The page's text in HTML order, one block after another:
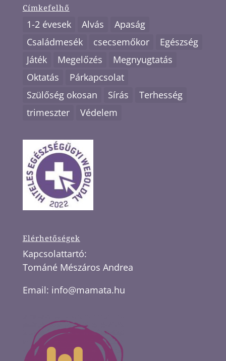
Címkefelhő
1-2 évesek Alvás
Apaság
Családmesék
csecsemőkor
Egészség
Játék
Megelőzés
Megnyugtatás
Oktatás
Párkapcsolat
Szülőség okosan
Sírás
Terhesség
trimeszter
Védelem
Elérhetőségek
Kapcsolattartó:
Tománé Mészáros Andrea
Email: info@mamata.hu